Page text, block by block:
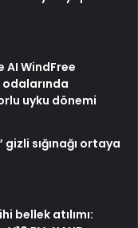
AI WindFree
uyku dönemi
sığınağı ortaya
bellek atılımı: